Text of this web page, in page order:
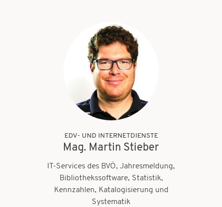
EDV- UND INTERNETDIENSTE
Mag. Martin Stieber
IT-Services des BVÖ, Jahresmeldung,
Bibliothekssoftware, Statistik,
Kennzahlen, Katalogisierung und
Systematik